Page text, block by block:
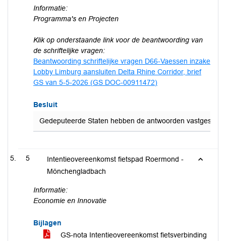
Informatie:
Programma's en Projecten
Klik op onderstaande link voor de beantwoording van
de schriftelijke vragen:
Beantwoording schriftelijke vragen D66-Vaessen inzake
Lobby Limburg aansluiten Delta Rhine Corridor, brief
GS van 5-5-2026 (GS DOC-00911472)
Besluit
Gedeputeerde Staten hebben de antwoorden
5
Intentieovereenkomst fietspad Roermond -
Mönchengladbach
Informatie:
Economie en Innovatie
Bijlagen
GS-nota Intentieovereenkomst fietsverbinding